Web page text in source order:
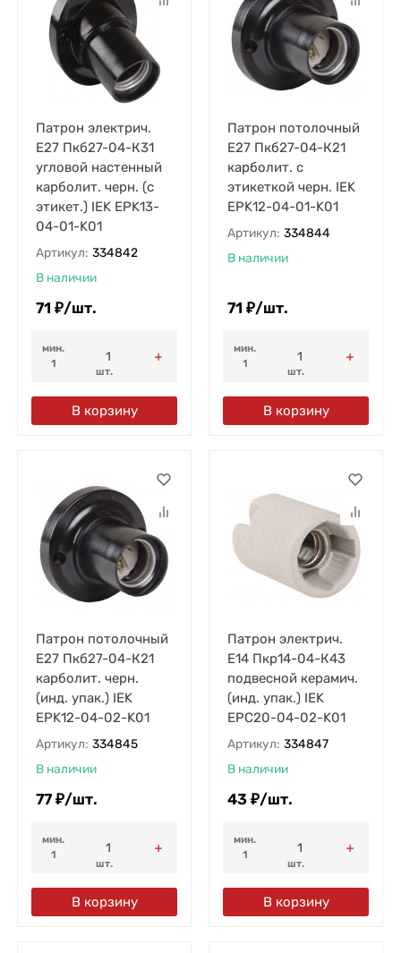
Патрон электрич.
E27 Пкб27-04-К31
угловой настенный
карболит. черн. (с
этикет.) IEK EPK13-
04-01-K01
Артикул: 334842
В наличии
71 ₽/шт.
мин.
1
шт.
В корзину
Патрон потолочный
E27 Пкб27-04-К21
карболит. с
этикеткой черн. IEK
EPK12-04-01-K01
Артикул: 334844
В наличии
71 ₽/шт.
мин.
1
шт.
В корзину
Патрон потолочный
E27 Пкб27-04-К21
карболит. черн.
(инд. упак.) IEK
EPK12-04-02-K01
Артикул: 334845
В наличии
77 ₽/шт.
мин.
1
шт.
В корзину
Патрон электрич.
E14 Пкр14-04-К43
подвесной керамич.
(инд. упак.) IEK
EPC20-04-02-K01
Артикул: 334847
В наличии
43 ₽/шт.
мин.
1
шт.
В корзину